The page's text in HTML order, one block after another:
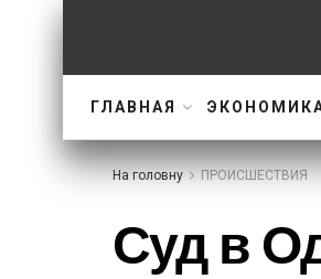
ГЛАВНАЯ
На головну ПРОИСШЕСТВИЯ
Суд в